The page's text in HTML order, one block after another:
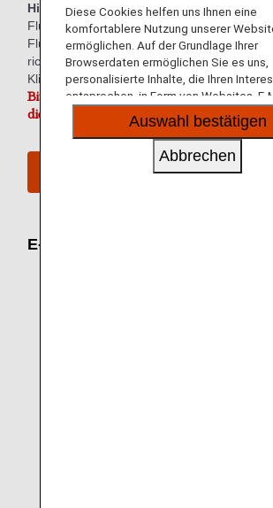
Hinweis:Es liegen Berichte vor, dass in
Fluginformationen (wie Abflug- und
Flugnummern) angezeigt worden sind. Die
richtigen Angaben finden Sie in Ihren
Klicken Sie hierzu auf die URL in Ihrer E-
Bitte registrieren Sie sich mit einer E-
die Sie während Ihrer Reise Zugriff haben.
E-Mail Adresse registrieren
E-Mail-Benachrichtigungen
Wir informieren Sie umgehend per E-
Sie
Detaillierungsgrad je nach Person
Diese Cookies helfen uns Ihnen eine
komfortablere Nutzung unserer
ermöglichen. Auf der Grundlage Ihrer
Browserdaten ermöglichen Sie es uns,
personalisierte Inhalte, die Ihren
entsprechen, in Form von Websites, E-
sozialen Medien und Werbung
Auswahl bestätigen
Abbrechen